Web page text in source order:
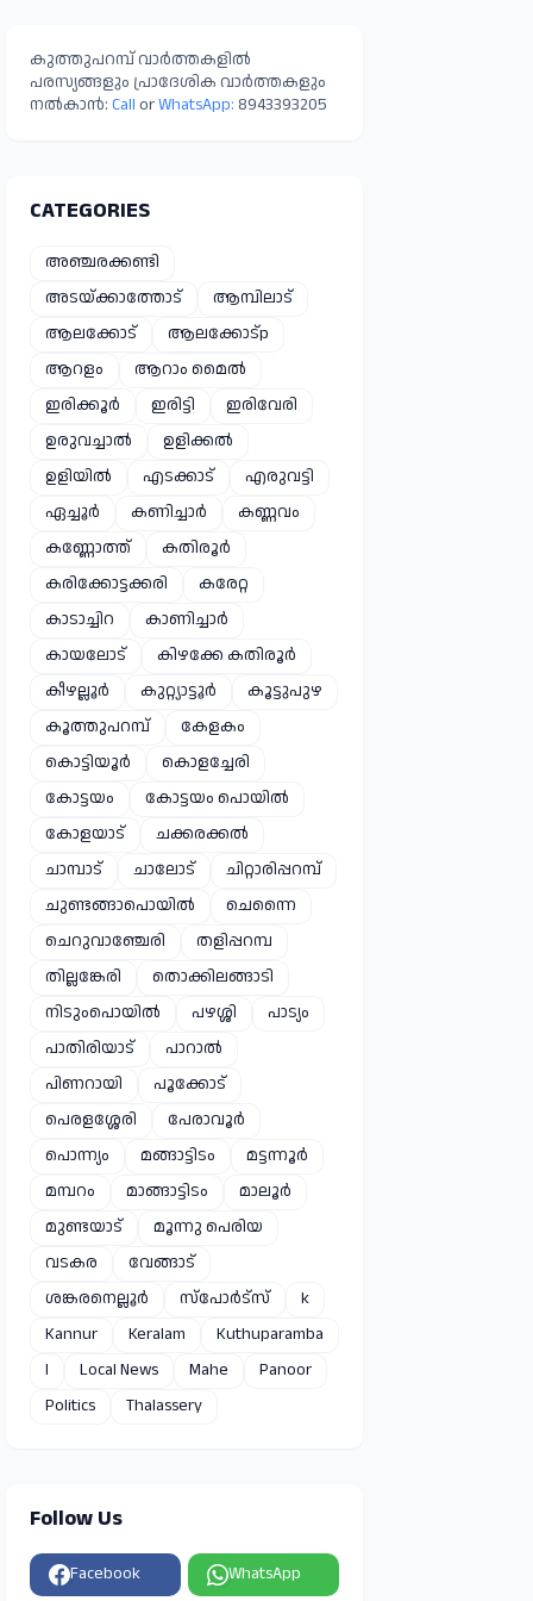
കുത്തുപറമ്പ് വാർത്തകളിൽ
പരസ്യങ്ങളും പ്രാദേശിക വാർത്തകളും
നൽകാൻ: Call orWhatsApp: 8943393205
CATEGORIES
അഞ്ചരക്കണ്ടി
അടയ്ക്കാത്തോട്
ആമ്പിലാട്
ആലക്കോട്
ആലക്കോട്p
ആറളം
ആറാം മൈൽ
ഇരിക്കൂർ
ഇരിട്ടി
ഇരിവേരി
ഉരുവച്ചാൽ
ഉളിക്കൽ
ഉളിയിൽ
എടക്കാട്
എരുവട്ടി
ഏച്ചൂർ
കണിച്ചാർ
കണ്ണവം
കണ്ണോത്ത്
കതിരൂർ
കരിക്കോട്ടക്കരി
കരേറ്റ
കാടാച്ചിറ
കാണിച്ചാർ
കായലോട്
കിഴക്കേ കതിരൂർ
കീഴല്ലൂർ
കുറ്റ്യാട്ടൂർ
കൂട്ടുപുഴ
കൂത്തുപറമ്പ്
കേളകം
കൊട്ടിയൂർ
കൊളച്ചേരി
കോട്ടയം
കോട്ടയം പൊയിൽ
കോളയാട്
ചക്കരക്കൽ
ചാമ്പാട്
ചാലോട്
ചിറ്റാരിപ്പറമ്പ്
ചുണ്ടങ്ങാപൊയിൽ
ചെന്നൈ
ചെറുവാഞ്ചേരി
തളിപ്പറമ്പ
തില്ലങ്കേരി
തൊക്കിലങ്ങാടി
നിടുംപൊയിൽ
പഴശ്ശി
പാട്യം
പാതിരിയാട്
പാറാൽ
പിണറായി
പൂക്കോട്
പെരളശ്ശേരി
പേരാവൂർ
പൊന്ന്യം
മങ്ങാട്ടിടം
മട്ടന്നൂർ
മമ്പറം
മാങ്ങാട്ടിടം
മാലൂർ
മുണ്ടയാട്
മൂന്നു പെരിയ
വടകര
വേങ്ങാട്
ശങ്കരനെല്ലൂർ
സ്പോർട്സ്
k
Kannur
Keralam
Kuthuparamba
l
Local News Mahe
Panoor
Politics
Thalassery
Follow Us
Facebook WhatsApp